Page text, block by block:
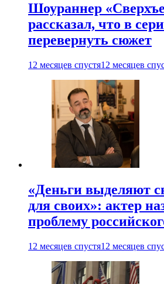
Шоураннер
рассказал, что в
перевернуть сюжет
12 месяцев спустя12 месяцев
«Деньги выделяют
для своих»: актер
проблему
12 месяцев спустя12 месяцев